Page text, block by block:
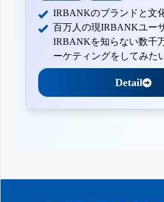
IRBANKのブランドと文
百万人の現IRBANKユー
IRBANKを知らない数千
ーケティングをしてみた
Detail